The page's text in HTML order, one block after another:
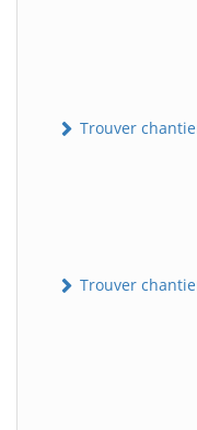
Trouver
Trouver